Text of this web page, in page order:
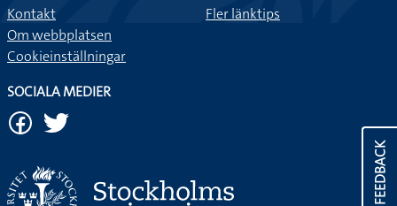
FEEDBACK
Kontakt
Om webbplatsen
Cookieinställningar
Fler länktips
SOCIALA MEDIER